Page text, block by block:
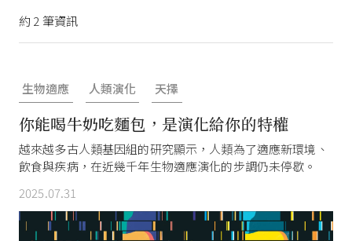
約 2 筆資訊
生物適應 人類演化 天擇
你能喝牛奶吃麵包，是演化給你的特權
越來越多古人類基因組的研究顯示，人類為了適應新環境、
飲食與疾病，在近幾千年生物適應演化的步調仍未停歇。
2025.07.31